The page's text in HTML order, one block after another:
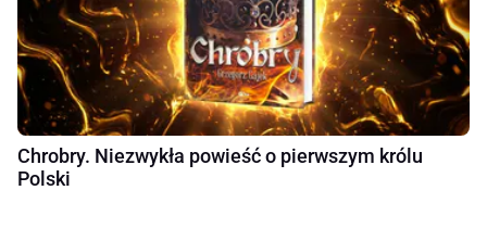
Chrobry. Niezwykła powieść o pierwszym królu
Polski